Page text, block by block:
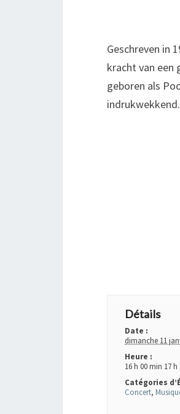
Geschreven in
kracht van een
geboren als
Détails
Date :
dimanche 11
Heure :
16 h 00 min 17 h
Catégories
Concert,